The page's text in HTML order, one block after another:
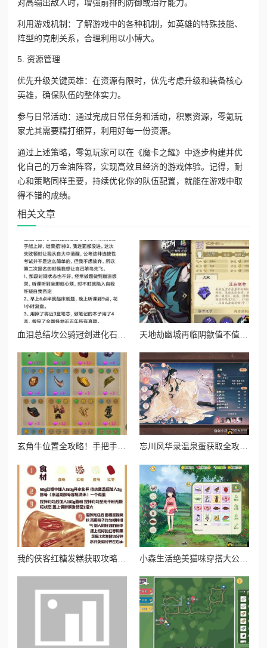
对高输出敌人时，增强前排的防御或治疗能力。
利用游戏机制：了解游戏中的各种机制，如英雄的特殊技能、
阵型的克制关系，合理利用以小博大。
5. 资源管理
优先升级关键英雄：在资源有限时，优先考虑升级和装备核心
英雄，确保队伍的整体实力。
参与日常活动：通过完成日常任务和活动，积累资源，零氪玩
家尤其需要精打细算，利用好每一份资源。
通过上述策略，零氪玩家可以在《魔卡之耀》中逐步构建并优
化自己的万金油阵容，实现高效且经济的游戏体验。记得，耐
心和策略同样重要，持续优化你的队伍配置，就能在游戏中取
得不错的成绩。
相关文章
玄角牛位置全攻略！手把手带你速刷山海奇珍宝图 忘川风华录温泉蛋获取全攻略！这5种方式让你暴击收藏季必备！
小森生活绝美猫咪穿搭大公开！超全获取攻略一次收齐